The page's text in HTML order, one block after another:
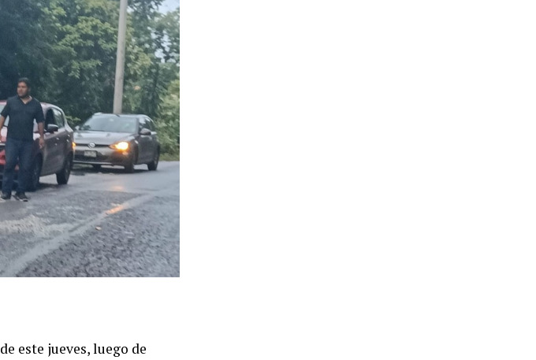
este jueves, luego de